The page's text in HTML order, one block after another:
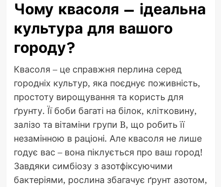
Чому квасоля – ідеальна
культура для вашого
городу?
Квасоля – це справжня перлина серед
городніх культур, яка поєднує поживність,
простоту вирощування та користь для
ґрунту. Її боби багаті на білок, клітковину,
залізо та вітаміни групи B, що робить її
незамінною в раціоні. Але квасоля не лише
годує вас – вона піклується про ваш город!
Завдяки симбіозу з азотфіксуючими
бактеріями, рослина збагачує ґрунт азотом,